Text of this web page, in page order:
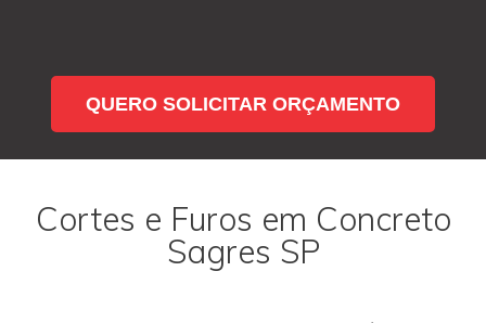
QUERO SOLICITAR ORÇAMENTO
Cortes e Furos em Concreto
Sagres SP